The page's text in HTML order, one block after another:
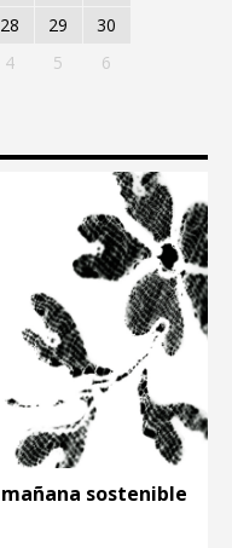
28 29
30
4 5 6
sostenible